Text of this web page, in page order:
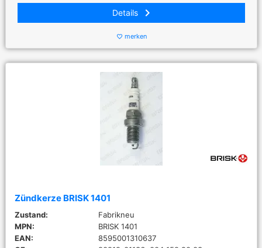
Details keyboard_arrow_right
favorite_border merken
Zündkerze BRISK 1401
Zustand:
Fabrikneu
MPN:
BRISK 1401
EAN:
8595001310637